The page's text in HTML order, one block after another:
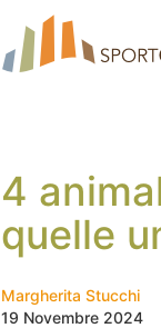
4
quelle
Margherita Stucchi
19 Novembre 2024